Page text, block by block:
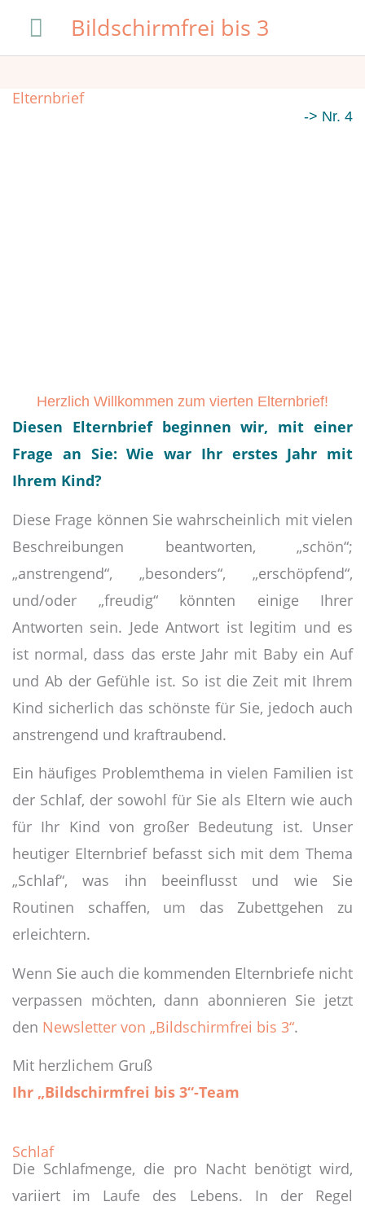
Inhalt
Bildschirmfrei bis 3
Hauptmenü
Elternbrief
-> Nr. 4
Herzlich Willkommen zum vierten Elternbrief!
Diesen Elternbrief beginnen wir, mit einer
Frage an Sie: Wie war Ihr erstes Jahr mit
Ihrem Kind?
Diese Frage können Sie wahrscheinlich mit vielen
Beschreibungen beantworten, „schön“;
„anstrengend“, „besonders“, „erschöpfend“,
und/oder „freudig“ könnten einige Ihrer
Antworten sein. Jede Antwort ist legitim und es
ist normal, dass das erste Jahr mit Baby ein Auf
und Ab der Gefühle ist. So ist die Zeit mit Ihrem
Kind sicherlich das schönste für Sie, jedoch auch
anstrengend und kraftraubend.
Ein häufiges Problemthema in vielen Familien ist
der Schlaf, der sowohl für Sie als Eltern wie auch
für Ihr Kind von großer Bedeutung ist. Unser
heutiger Elternbrief befasst sich mit dem Thema
„Schlaf“, was ihn beeinflusst und wie Sie
Routinen schaffen, um das Zubettgehen zu
erleichtern.
Wenn Sie auch die kommenden Elternbriefe nicht
verpassen möchten, dann abonnieren Sie jetzt
den Newsletter von „Bildschirmfrei bis 3“.
Mit herzlichem Gruß
Ihr „Bildschirmfrei bis 3“-Team
Schlaf
Die Schlafmenge, die pro Nacht benötigt wird,
variiert im Laufe des Lebens. In der Regel